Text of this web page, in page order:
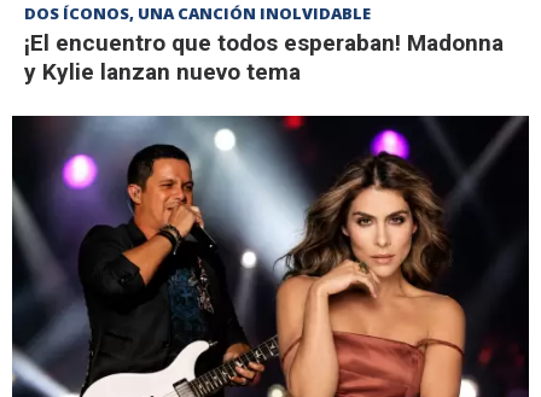
DOS ÍCONOS, UNA CANCIÓN INOLVIDABLE
¡El encuentro que todos esperaban! Madonna
y Kylie lanzan nuevo tema